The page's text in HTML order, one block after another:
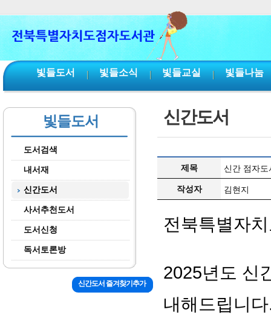
빛들도서 빛들소식 빛들교실 빛들나눔
빛들도서
도서검색
내서재
신간도서
사서추천도서
도서신청
독서토론방
신간도서
제목 신간 점자
작성자 김현지
전북특별자
2025년도 신
내해드립니
신간도서 즐겨찾기추가